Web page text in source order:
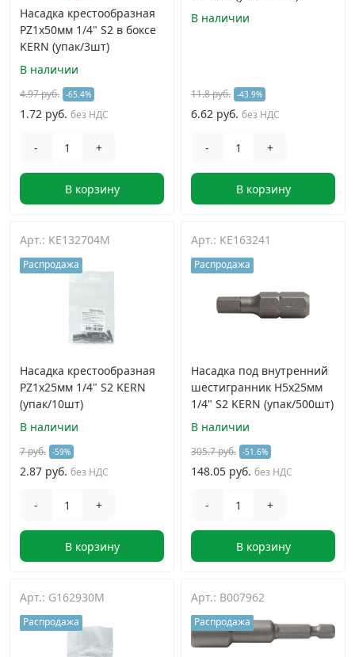
Метрический крепеж
Электро и бензоинструмент, оборудование
Перфорированный крепеж
Насадка крестообразная
PZ1х50мм 1/4" S2 в боксе
KERN (упак/3шт)
В наличии
4.97 руб. -65.4%
1.72 руб. без НДС
- +
В корзину
В наличии
11.8 руб. -43.9%
6.62 руб. без НДС
- +
В корзину
Арт.: KE132704M
Распродажа
Насадка крестообразная
PZ1х25мм 1/4" S2 KERN
(упак/10шт)
В наличии
7 руб. -59%
2.87 руб. без НДС
- +
В корзину
Арт.: KE163241
Распродажа
Насадка под внутренний
шестигранник H5х25мм
1/4" S2 KERN (упак/500шт)
В наличии
305.7 руб. -51.6%
148.05 руб. без НДС
- +
В корзину
Арт.: G162930M
Распродажа
Арт.: B007962
Распродажа